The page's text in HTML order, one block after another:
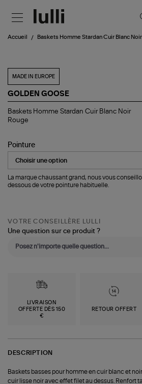
Accueil Baskets Homme Stardan Cuir Blanc
MADE IN EUROPE
GOLDEN GOOSE
Baskets
Homme
Stardan
Blanc
Noir
Rouge
Baskets Homme Stardan Cuir Blanc Noir
Rouge
Pointure
La marque chaussant grand, nous vous
dessous de votre pointure habituelle.
VOTRE CONSEILLÈRE LULLI
Une question sur ce produit ?
LIVRAISON
OFFERTE DÈS 150
€
RETOUR OFFERT
DESCRIPTION
Baskets basses pour homme en cuir blanc et
cuir lisse noir avec effet filet au dessus. Renfort